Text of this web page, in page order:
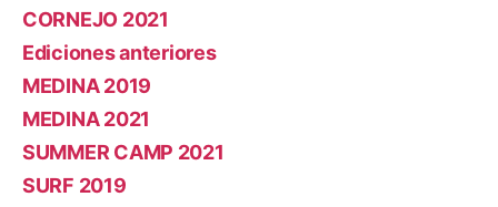
CORNEJO 2021
Ediciones anteriores
MEDINA 2019
MEDINA 2021
SUMMER CAMP 2021
SURF 2019